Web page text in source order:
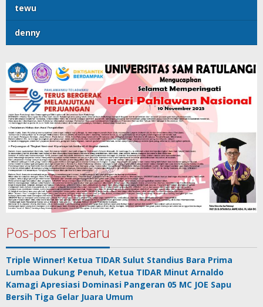
tewu
denny
Pos-pos Terbaru
Triple Winner! Ketua TIDAR Sulut Standius Bara Prima
Lumbaa Dukung Penuh, Ketua TIDAR Minut Arnaldo
Kamagi Apresiasi Dominasi Pangeran 05 MC JOE Sapu
Bersih Tiga Gelar Juara Umum